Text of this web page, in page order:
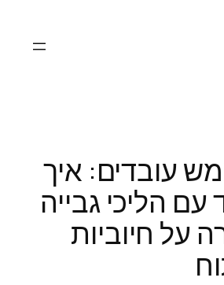
עובדים: איך
הליכי גבייה
על חיוביות